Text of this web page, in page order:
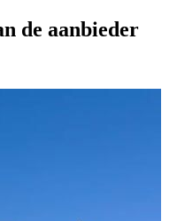
de aanbieder